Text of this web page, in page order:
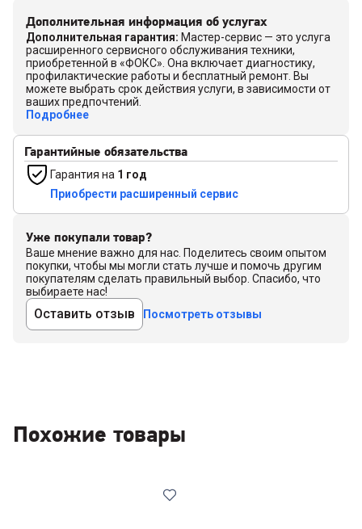
Дополнительная информация об услугах
Дополнительная гарантия: Мастер-сервис — это услуга
расширенного сервисного обслуживания техники,
приобретенной в «ФОКС». Она включает диагностику,
профилактические работы и бесплатный ремонт. Вы
можете выбрать срок действия услуги, в зависимости от
ваших предпочтений.
Подробнее
Гарантийные обязательства
Гарантия на 1 год
Приобрести расширенный сервис
Уже покупали товар?
Ваше мнение важно для нас. Поделитесь своим опытом
покупки, чтобы мы могли стать лучше и помочь другим
покупателям сделать правильный выбор. Спасибо, что
выбираете нас!
Оставить отзыв Посмотреть отзывы
Похожие товары